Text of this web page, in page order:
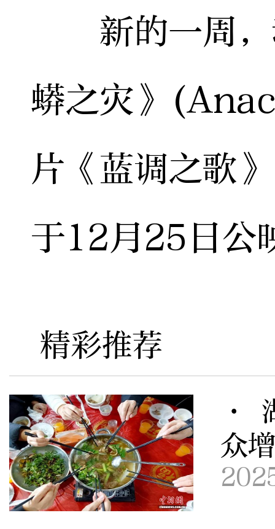
新的一周，
蟒之灾》
片《蓝调之歌
于12月25日公
精彩推荐
·
众